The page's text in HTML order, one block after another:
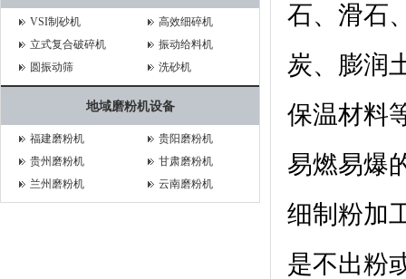
VSI制砂机
高效细碎机
立式复合破碎机
振动给料机
圆振动筛
洗砂机
地域磨粉机设备
福建磨粉机
贵阳磨粉机
贵州磨粉机
甘肃磨粉机
兰州磨粉机
云南磨粉机
石、滑石
炭、膨润
保温材料
易燃易爆
细制粉加
是不出粉